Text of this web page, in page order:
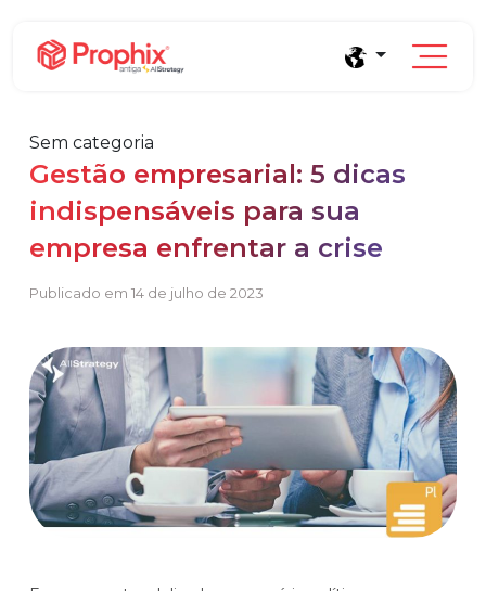
Prophix Plano
Módulo de Planejamento, orçamento e
Conheça o produto
Demonstração Gratuita
Blog
E-books
Conteúdos aprofundados para seu crescimento
Cases
Histórias de clientes que transformaram sua cultura
orçamentária
Indústria e Manufatura
Serviços
Distribuição e Logística
Sem categoria
Gestão empresarial: 5 dicas
indispensáveis para sua
empresa enfrentar a crise
Publicado em 14 de julho de 2023